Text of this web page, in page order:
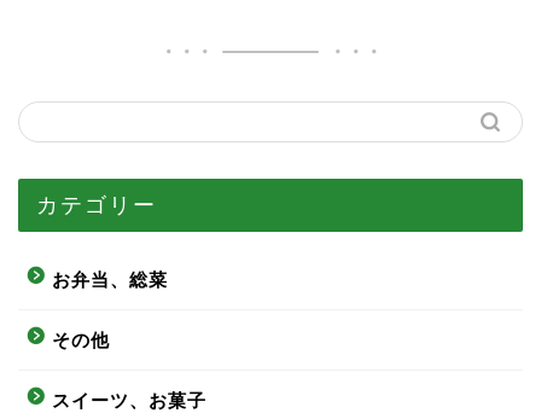
カテゴリー
お弁当、総菜
その他
スイーツ、お菓子